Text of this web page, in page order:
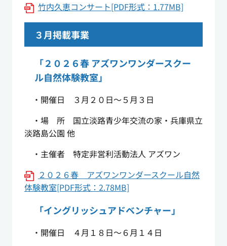
竹内久恵コンサート[PDF形式：1.77MB]
３月掲載事業
「２０２６春 アズワンワンダースクー
ル自然体験教室」
・開催日 ３月２０日～５月３日
・場 所 国立淡路青少年交流の家・兵庫県立
淡路島公園 他
・主催者 特定非営利活動法人 アズワン
２０２６春 アズワンワンダースクール自然
体験教室[PDF形式：2.78MB]
「イングリッシュアドベンチャー」
・開催日 ４月１８日～６月１４日